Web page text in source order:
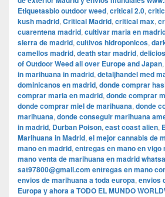
Etiquetasbio outdoor weed, critical 2.0,
kush madrid, Critical Madrid, critical max,
cuarentena madrid, cultivar maria en
sierra de madrid, cultivos hidroponicos,
camellos madrid, death star madrid,
of Outdoor Weed all over Europe and Japan,
in marihuana in madrid, detaljhandel med
dominicanos en madrid, donde comprar
comprar maria en madrid, donde comprar
donde comprar miel de marihuana, donde
marihuana, donde conseguir marihuana
in madrid, Durban Poison, east coast alien,
Marihuana in Madrid, el mejor cannabis de
mano en madrid, entregas en mano en vigo
mano venta de marihuana en madrid
sat97800@gmail.com entregas en mano
envios de marihuana a toda europa, envios
Europa y ahora a TODO EL MUNDO